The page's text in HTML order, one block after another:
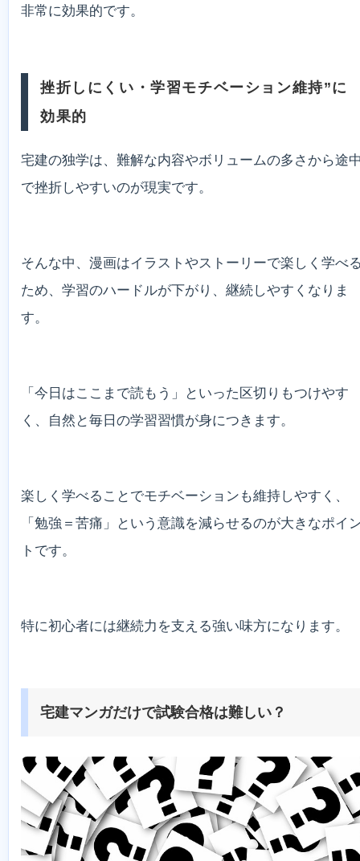
非常に効果的です。
挫折しにくい・学習モチベーション維持”に
効果的
宅建の独学は、難解な内容やボリュームの多さから途
で挫折しやすいのが現実です。
そんな中、漫画はイラストやストーリーで楽しく学べ
ため、学習のハードルが下がり、継続しやすくなりま
す。
「今日はここまで読もう」といった区切りもつけやす
く、自然と毎日の学習習慣が身につきます。
楽しく学べることでモチベーションも維持しやすく、
「勉強＝苦痛」という意識を減らせるのが大きなポイ
トです。
特に初心者には継続力を支える強い味方になります。
宅建マンガだけで試験合格は難しい？